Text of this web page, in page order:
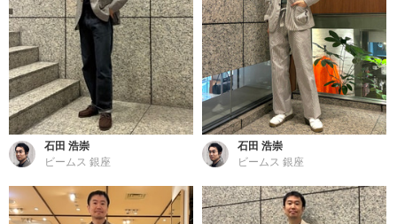
石田 浩崇
ビームス 銀座
石田 浩崇
ビームス 銀座